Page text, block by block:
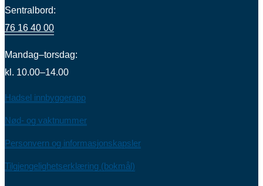
Sentralbord:
76 16 40 00
Mandag–torsdag:
kl. 10.00–14.00
Hadsel innbyggerapp
Nød- og vaktnummer
Personvern og informasjonskapsler
Tilgjengelighetserklæring (bokmål)